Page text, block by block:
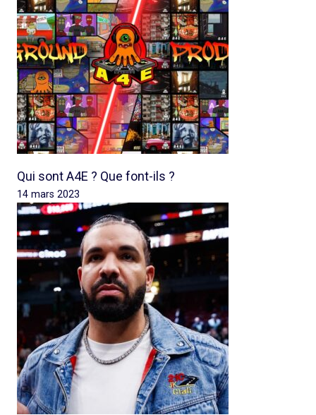
Qui sont A4E ? Que font-ils ?
14 mars 2023